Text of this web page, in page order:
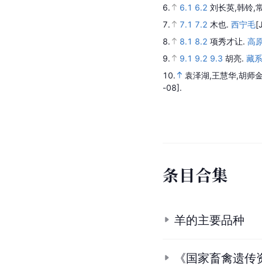
6.
6.1 6.2 刘长英,韩铃,
7.
7.1 7.2 木也. 西宁毛
8.
8.1 8.2 项秀才让. 高
9.
9.1 9.2 9.3 胡亮. 藏
10.
袁泽湖,王慧华,胡师
-08].
条目合集
羊的主要品种
《国家畜禽遗